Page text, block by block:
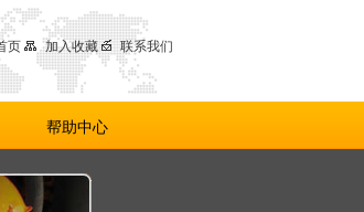
页 加入收藏 联系我们
帮助中心